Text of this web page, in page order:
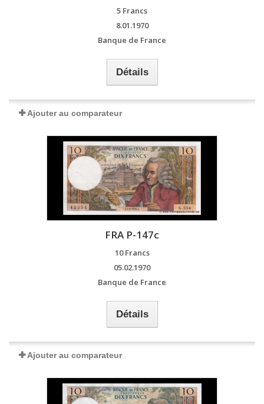
5 Francs
8.01.1970
Banque de France
Détails
Ajouter au comparateur
FRA P-147c
10 Francs
05.02.1970
Banque de France
Détails
Ajouter au comparateur